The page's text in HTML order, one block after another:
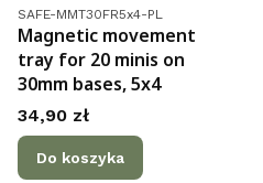
Kod produktu
SAFE-MMT30FR5x4-PL
Magnetic movement
tray for 20 minis on
30mm bases, 5x4
Cena
34,90 zł
Do koszyka